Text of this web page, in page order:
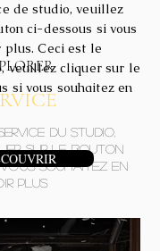
du studio,
sur le bouton
souhaitez en
plus
de studio, veuillez
ci-dessous si vous
plus. Ceci est le
veuillez cliquer sur le
si vous souhaitez en